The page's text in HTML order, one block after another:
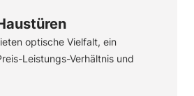
optische Vielfalt, ein
Leistungs-Verhältnis und